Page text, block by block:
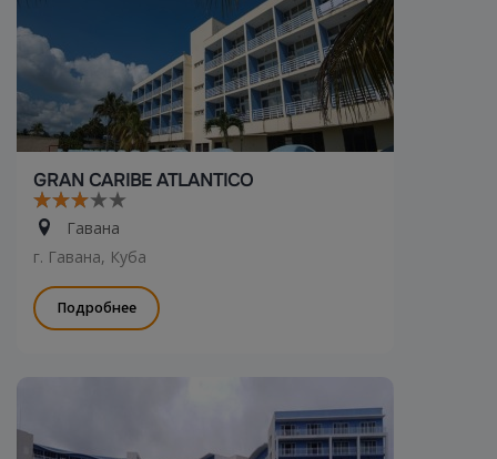
GRAN CARIBE ATLANTICO
Гавана
г. Гавана, Куба
Подробнее